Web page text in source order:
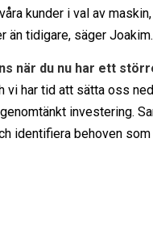
kunder i val av
än tidigare, säger Joakim.
när du nu har ett
har tid att sätta oss
investering.
identifiera behoven